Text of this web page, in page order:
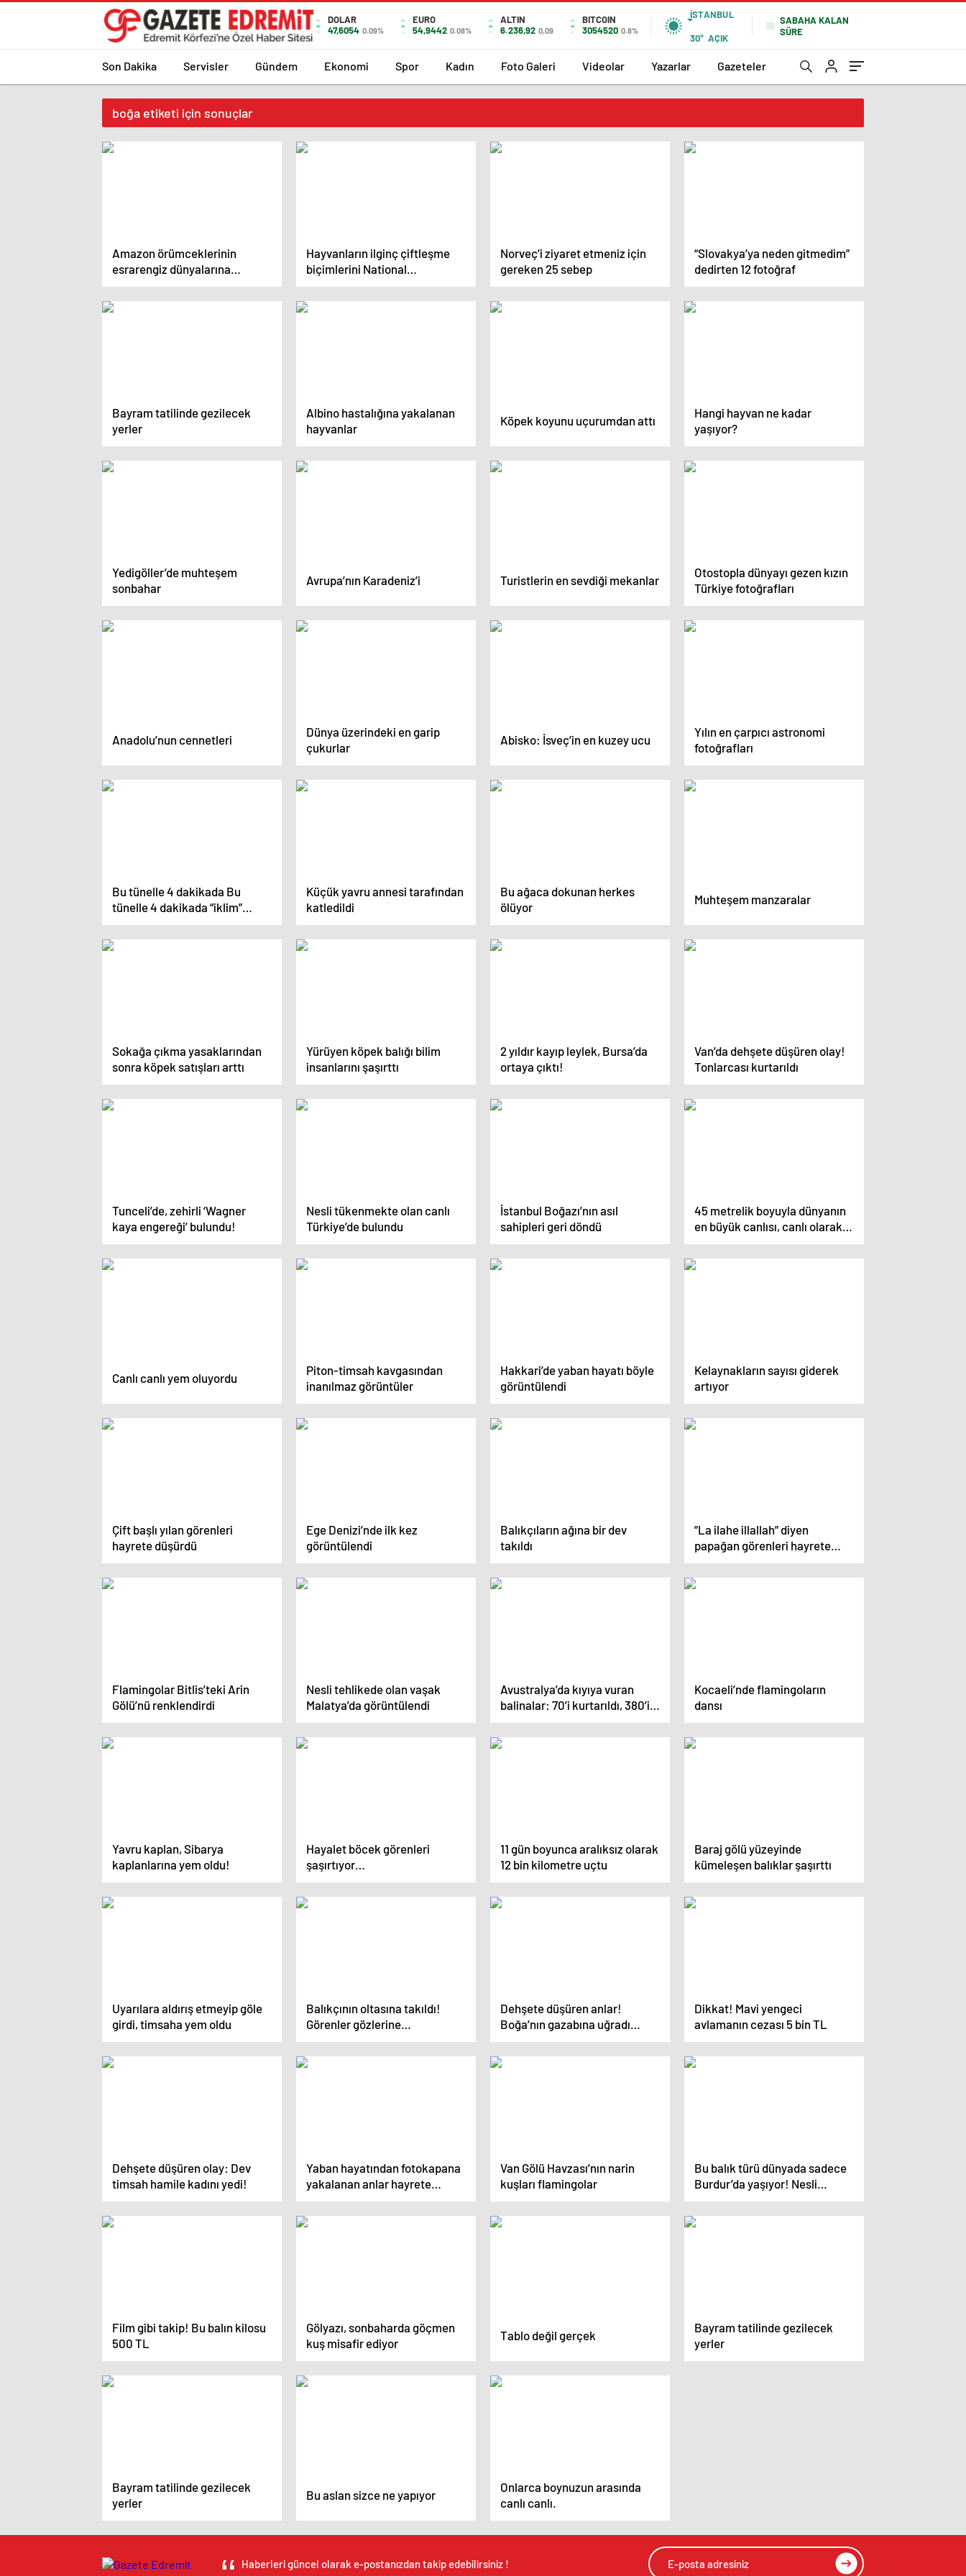
DOLAR
47,6054 0.09%
EURO
54,9442 0.08%
ALTIN
6.236,92 0,09
BITCOIN
3054520 0.8%
İSTANBUL
30° AÇIK
SABAHA KALAN
SÜRE
Son Dakika Servisler Gündem Ekonomi Spor Kadın Foto Galeri Videolar Yazarlar Gazeteler
boğa etiketi için sonuçlar
Amazon örümceklerinin
esrarengiz dünyalarına
gitmeye hazır olun.
Hayvanların ilginç çiftleşme
biçimlerini National
Geographic görüntüledi.
Norveç’i ziyaret etmeniz için
gereken 25 sebep
“Slovakya’ya neden gitmedim”
dedirten 12 fotoğraf
Bayram tatilinde gezilecek
yerler
Albino hastalığına yakalanan
hayvanlar
Köpek koyunu uçurumdan attı
Hangi hayvan ne kadar
yaşıyor?
Yedigöller’de muhteşem
sonbahar
Avrupa’nın Karadeniz’i Turistlerin en sevdiği mekanlar
Otostopla dünyayı gezen kızın
Türkiye fotoğrafları
Anadolu’nun cennetleri
Dünya üzerindeki en garip
çukurlar
Abisko: İsveç’in en kuzey ucu
Yılın en çarpıcı astronomi
fotoğrafları
Bu tünelle 4 dakikada Bu
tünelle 4 dakikada “iklim”
değişecek
Küçük yavru annesi tarafından
katledildi
Bu ağaca dokunan herkes
ölüyor
Muhteşem manzaralar
Sokağa çıkma yasaklarından
sonra köpek satışları arttı
Yürüyen köpek balığı bilim
insanlarını şaşırttı
2 yıldır kayıp leylek, Bursa’da
ortaya çıktı!
Van’da dehşete düşüren olay!
Tonlarcası kurtarıldı
Tunceli’de, zehirli ‘Wagner
kaya engereği’ bulundu!
Nesli tükenmekte olan canlı
Türkiye’de bulundu
İstanbul Boğazı’nın asıl
sahipleri geri döndü
45 metrelik boyuyla dünyanın
en büyük canlısı, canlı olarak
bulundu!
Canlı canlı yem oluyordu
Piton-timsah kavgasından
inanılmaz görüntüler
Hakkari’de yaban hayatı böyle
görüntülendi
Kelaynakların sayısı giderek
artıyor
Çift başlı yılan görenleri
hayrete düşürdü
Ege Denizi’nde ilk kez
görüntülendi
Balıkçıların ağına bir dev
takıldı
”La ilahe illallah” diyen
papağan görenleri hayrete
düşürüyor
Flamingolar Bitlis’teki Arin
Gölü’nü renklendirdi
Nesli tehlikede olan vaşak
Malatya’da görüntülendi
Avustralya’da kıyıya vuran
balinalar: 70’i kurtarıldı, 380’i
öldü
Kocaeli’nde flamingoların
dansı
Yavru kaplan, Sibarya
kaplanlarına yem oldu!
Hayalet böcek görenleri
şaşırtıyor…
11 gün boyunca aralıksız olarak
12 bin kilometre uçtu
Baraj gölü yüzeyinde
kümeleşen balıklar şaşırttı
Uyarılara aldırış etmeyip göle
girdi, timsaha yem oldu
Balıkçının oltasına takıldı!
Görenler gözlerine
inanamadı…
Dehşete düşüren anlar!
Boğa’nın gazabına uğradı…
Dikkat! Mavi yengeci
avlamanın cezası 5 bin TL
Dehşete düşüren olay: Dev
timsah hamile kadını yedi!
Yaban hayatından fotokapana
yakalanan anlar hayrete
düşürdü
Van Gölü Havzası’nın narin
kuşları flamingolar
Bu balık türü dünyada sadece
Burdur’da yaşıyor! Nesli
tükenmek üzere
Film gibi takip! Bu balın kilosu
500 TL
Gölyazı, sonbaharda göçmen
kuş misafir ediyor
Tablo değil gerçek
Bayram tatilinde gezilecek
yerler
Bayram tatilinde gezilecek
yerler
Bu aslan sizce ne yapıyor
Onlarca boynuzun arasında
canlı canlı.
Haberleri güncel olarak e-postanızdan takip edebilirsiniz !